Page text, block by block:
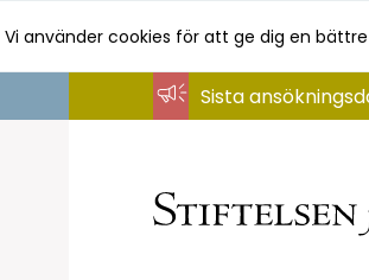
Vi använder cookies för att ge dig en
Sista